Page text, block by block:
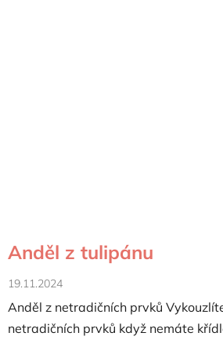
Anděl z tulipánu
19.11.2024
Anděl z netradičních prvků
netradičních prvků když nemáte